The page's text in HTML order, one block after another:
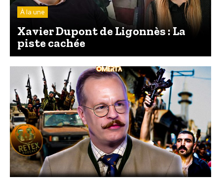
À la une
Xavier Dupont de Ligonnès : La
piste cachée